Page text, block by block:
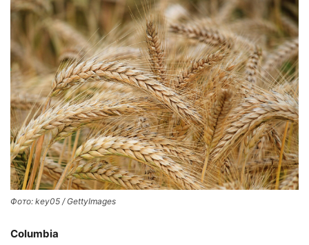
Фото: key05 / GettyImages
Columbia